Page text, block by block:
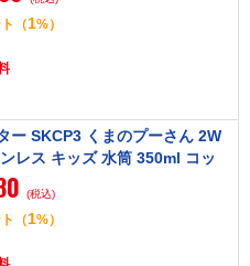
（1%）
ー SKCP3 くまのプーさん 2W
レス キッズ 水筒 350ml コッ
ロー式 ディズニー
(税込)
（1%）